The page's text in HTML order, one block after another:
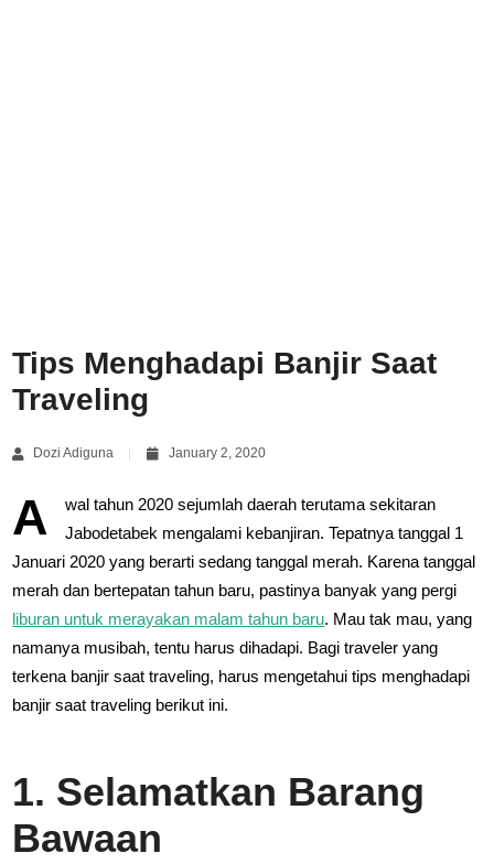
Tips Menghadapi Banjir Saat
Traveling
Dozi Adiguna January 2, 2020
A
wal tahun 2020 sejumlah daerah terutama sekitaran
Jabodetabek mengalami kebanjiran. Tepatnya tanggal 1
Januari 2020 yang berarti sedang tanggal merah. Karena tanggal
merah dan bertepatan tahun baru, pastinya banyak yang pergi
liburan untuk merayakan malam tahun baru. Mau tak mau, yang
namanya musibah, tentu harus dihadapi. Bagi traveler yang
terkena banjir saat traveling, harus mengetahui tips menghadapi
banjir saat traveling berikut ini.
1. Selamatkan Barang
Bawaan